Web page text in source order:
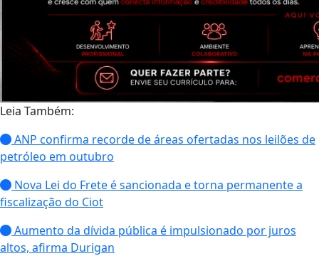
Leia Também:
ANP confirma recorde de áreas ofertadas nos leilões de
petróleo em outubro
Nova Lei do Frete é sancionada e torna permanente a
fiscalização do Ciot
Aumento da dívida pública é impulsionado por juros
altos, afirma Durigan